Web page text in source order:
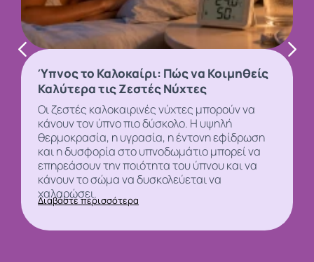
Ύπνος το Καλοκαίρι: Πώς να Κοιμηθείς
Καλύτερα τις Ζεστές Νύχτες
Οι ζεστές καλοκαιρινές νύχτες μπορούν να
κάνουν τονύπνοπιο δύσκολο. Η υψηλή
θερμοκρασία, η υγρασία, η έντονη εφίδρωση
και η δυσφορία στο υπνοδωμάτιο μπορεί να
επηρεάσουν την ποιότητα του ύπνου και να
κάνουν το σώμα να δυσκολεύεται να
χαλαρώσει.
Διαβάστε περισσότερα